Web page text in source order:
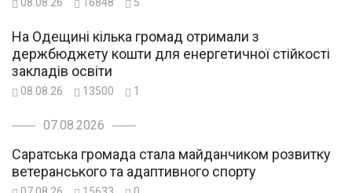
08.08.26 16848 5
На Одещині кілька громад отримали з
держбюджету кошти для енергетичної стійкості
закладів освіти
08.08.26 13500 1
07.08.2026
Саратська громада стала майданчиком розвитку
ветеранського та адаптивного спорту